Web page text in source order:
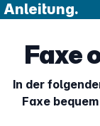
Anleitung.
Faxe
In der
Faxe